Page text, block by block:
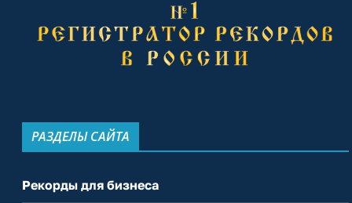
РАЗДЕЛЫ САЙТА
Рекорды для бизнеса